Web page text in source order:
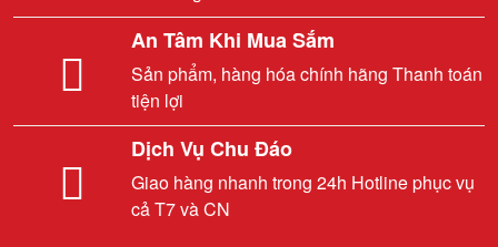
An Tâm Khi Mua Sắm
Sản phẩm, hàng hóa chính hãng Thanh toán
tiện lợi
Dịch Vụ Chu Đáo
Giao hàng nhanh trong 24h Hotline phục vụ
cả T7 và CN